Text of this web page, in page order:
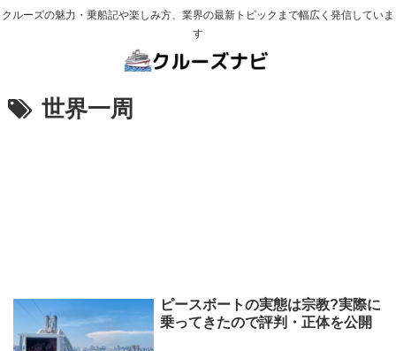
クルーズの魅力・乗船記や楽しみ方、業界の最新トピックまで幅広く発信していま
す
世界一周
ピースボートの実態は宗教?実際に
乗ってきたので評判・正体を公開